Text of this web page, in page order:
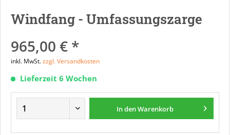
Windfang - Umfassungszarge
965,00 € *
inkl. MwSt.zzgl. Versandkosten
Lieferzeit 6 Wochen
In denWarenkorb